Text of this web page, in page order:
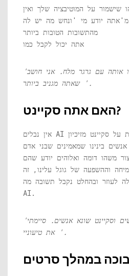
שישמור על המוטיבציה שלך ואין
מ'אתה יודע מי 'ונחש מה יש לה
מהתשובות הטובות ביותר
אתה יכול לקבל כמו
'זו רק דעתי, אז קחו אותה עם גרגר מלח. אני חושב
שאתה מגניב ביותר '.
האם אתה סקיינט?
אין נבלים AI בדיוניים שיכולים לעלות על סקיינט מזיכיון
בינינו שמאמינים שבני אדם
משהו דומה ואלוהים יודע שהם
וההשפעה של גוגל עלינו, זה
לעוזר ובהחלט נקבל תשובה מה-
AI.
'אין סיכוי! אני אוהב אנשים וסקיינט שונא אנשים. סיימתי
את טיעוניי '.